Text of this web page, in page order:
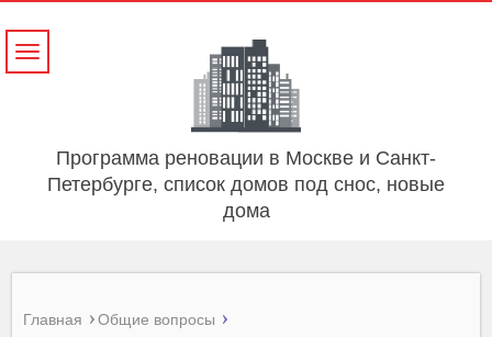
Программа реновации в Москве и Санкт-
Петербурге, список домов под снос, новые
дома
Навигация
Главная Общие вопросы